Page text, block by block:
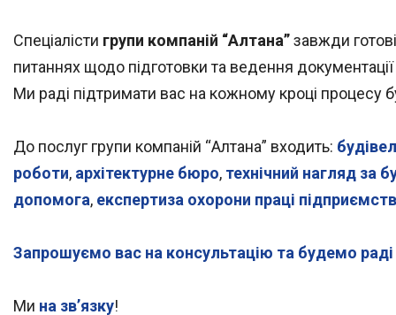
Спеціалісти групи компаній “Алтана”завжди
питаннях щодо підготовки та ведення
Ми раді підтримати вас на кожному кроці процесу
До послуг групи компаній “Алтана” входить:
роботи, архітектурне бюро, технічний нагляд за
допомога, експертиза охорони праці
Запрошуємо вас на консультацію та будемо раді
Ми на зв’язку!